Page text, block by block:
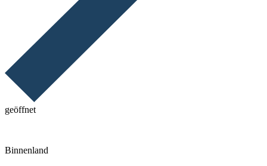
geöffnet
Binnenland